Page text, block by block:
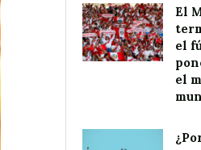
El
el
el